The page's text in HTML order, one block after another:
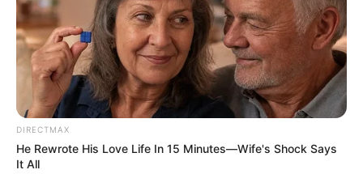
สีมงคล
DIRECTMAX
He Rewrote His Love Life In 15 Minutes—Wife's Shock Says
It All